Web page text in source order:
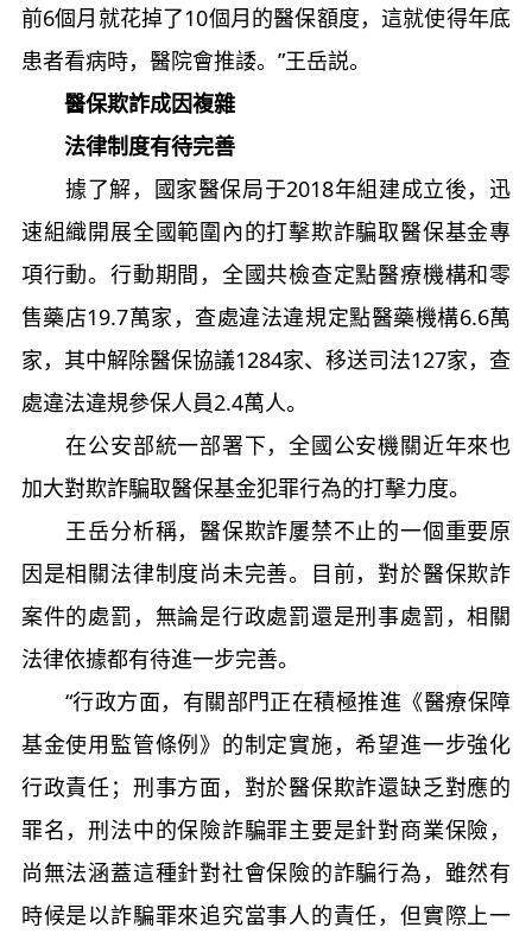
前6個月就花掉了10個月的醫保額度，這就使得年底
患者看病時，醫院會推諉。”王岳説。
醫保欺詐成因複雜
法律制度有待完善
據了解，國家醫保局于2018年組建成立後，迅
速組織開展全國範圍內的打擊欺詐騙取醫保基金專
項行動。行動期間，全國共檢查定點醫療機構和零
售藥店19.7萬家，查處違法違規定點醫藥機構6.6萬
家，其中解除醫保協議1284家、移送司法127家，查
處違法違規參保人員2.4萬人。
在公安部統一部署下，全國公安機關近年來也
加大對欺詐騙取醫保基金犯罪行為的打擊力度。
王岳分析稱，醫保欺詐屢禁不止的一個重要原
因是相關法律制度尚未完善。目前，對於醫保欺詐
案件的處罰，無論是行政處罰還是刑事處罰，相關
法律依據都有待進一步完善。
“行政方面，有關部門正在積極推進《醫療保障
基金使用監管條例》的制定實施，希望進一步強化
行政責任；刑事方面，對於醫保欺詐還缺乏對應的
罪名，刑法中的保險詐騙罪主要是針對商業保險，
尚無法涵蓋這種針對社會保險的詐騙行為，雖然有
時候是以詐騙罪來追究當事人的責任，但實際上一